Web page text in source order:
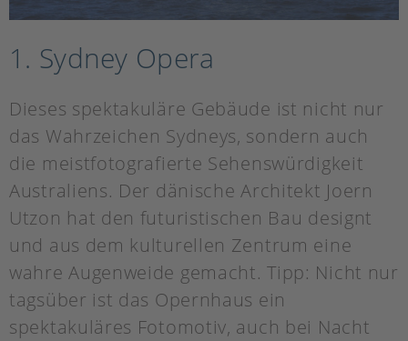
1. Sydney Opera
Dieses spektakuläre Gebäude ist nicht nur
das Wahrzeichen Sydneys, sondern auch
die meistfotografierte Sehenswürdigkeit
Australiens. Der dänische Architekt Joern
Utzon hat den futuristischen Bau designt
und aus dem kulturellen Zentrum eine
wahre Augenweide gemacht. Tipp: Nicht nur
tagsüber ist das Opernhaus ein
spektakuläres Fotomotiv, auch bei Nacht